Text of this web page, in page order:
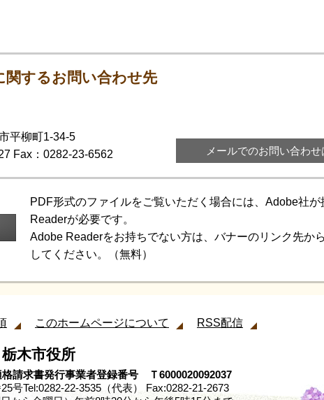
関するお問い合わせ先
平柳町1-34-5
Fax：0282-23-6562 メールでのお問い合わせ
PDF形式のファイルをご覧いただく場合には、Adobe社
Readerが必要です。
Adobe Readerをお持ちでない方は、バナーのリンク先か
してください。（無料）
このホームページについて RSS配信
栃木市役所
求書発行事業者登録番号 Ｔ6000020092037
号Tel:0282-22-3535（代表） Fax:0282-21-2673